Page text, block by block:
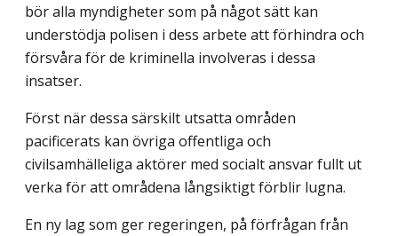
bör alla myndigheter som på något sätt kan
understödja polisen i dess arbete att förhindra och
försvåra för de kriminella involveras i dessa
insatser.
Först när dessa särskilt utsatta områden
pacificerats kan övriga offentliga och
civilsamhälleliga aktörer med socialt ansvar fullt ut
verka för att områdena långsiktigt förblir lugna.
En ny lag som ger regeringen, på förfrågan från